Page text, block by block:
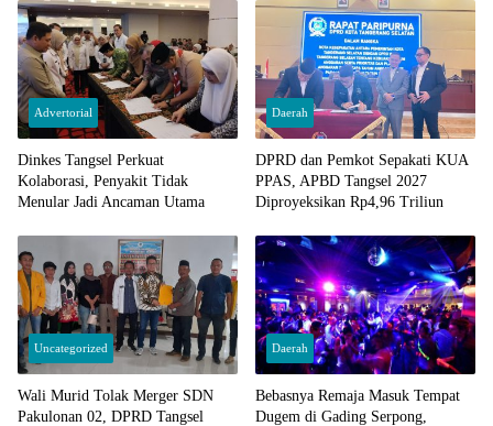
Advertorial
Dinkes Tangsel Perkuat
Kolaborasi, Penyakit Tidak
Menular Jadi Ancaman Utama
Daerah
DPRD dan Pemkot Sepakati KUA
PPAS, APBD Tangsel 2027
Diproyeksikan Rp4,96 Triliun
Uncategorized
Wali Murid Tolak Merger SDN
Pakulonan 02, DPRD Tangsel
Daerah
Bebasnya Remaja Masuk Tempat
Dugem di Gading Serpong,